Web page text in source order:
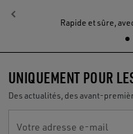
Rapide et sûre,
Précédent
UNIQUEMENT POUR
Des actualités, des avant-
Votre adresse e-mail